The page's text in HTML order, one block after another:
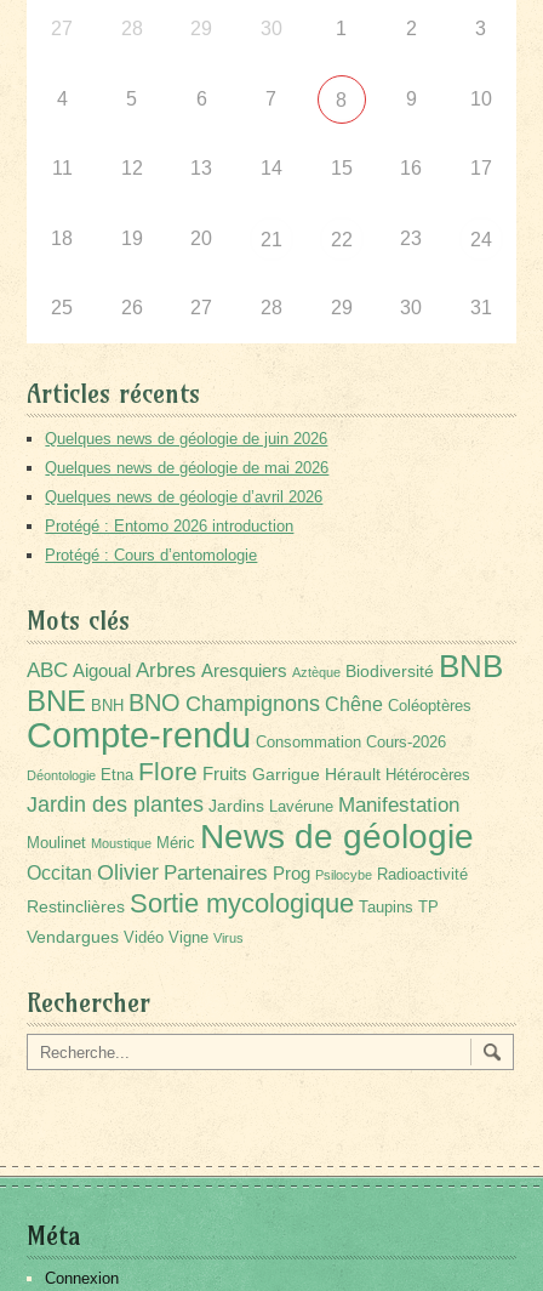
27 28 29 30 1 2 3
4 5 6 7 8 9 10
11 12 13 14 15 16 17
18 19 20 21 22 23 24
25 26 27 28 29 30 31
Articles récents
Quelques news de géologie de juin 2026
Quelques news de géologie de mai 2026
Quelques news de géologie d’avril 2026
Protégé : Entomo 2026 introduction
Protégé : Cours d’entomologie
Mots clés
ABC Aigoual Arbres Aresquiers Aztèque Biodiversité BNB
BNE BNH BNO Champignons Chêne Coléoptères
Compte-rendu Consommation Cours-2026
Déontologie Etna Flore Fruits Garrigue Hérault Hétérocères
Jardin des plantes Jardins Lavérune Manifestation
Moulinet Moustique Méric News de géologie
Occitan Olivier Partenaires Prog Psilocybe Radioactivité
Restinclières Sortie mycologique Taupins TP
Vendargues Vidéo Vigne Virus
Rechercher
Méta
Connexion